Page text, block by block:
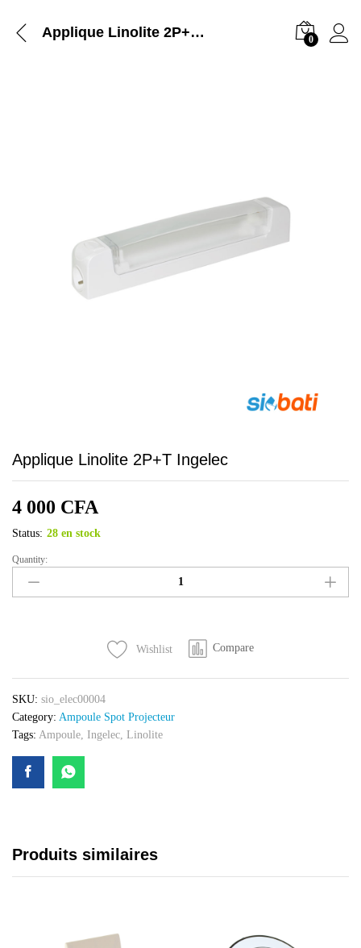
Applique Linolite 2P+T Ingelec 0
Applique Linolite 2P+T Ingelec
4 000 CFA
Status: 28 en stock
Applique
Linolite
2P+T
Quantity:
Wishlist Compare
SKU: sio_elec00004
Category: Ampoule Spot Projecteur
Tags: Ampoule, Ingelec, Linolite
Produits similaires